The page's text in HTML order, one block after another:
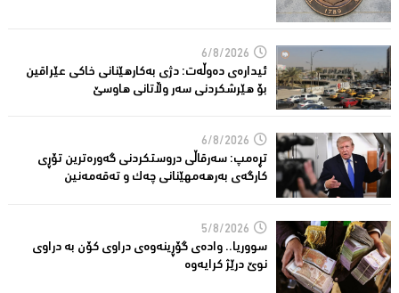
6/8/2026
ئیدارەى دەوڵەت: دژى بەکارهێنانى خاکی عێراقین
بۆ هێرشکردنى سەر وڵاتانی هاوسێ
6/8/2026
تڕەمپ: سەرقاڵى دروستکردنی گەورەترین تۆڕى
کارگەى بەرهەمهێنانى چەک و تەقەمەنین
5/8/2026
سووریا.. واده‌ی گۆڕینه‌وه‌ی دراوی كۆن به‌ دراوی
نوێ درێژ كرایه‌وه‌